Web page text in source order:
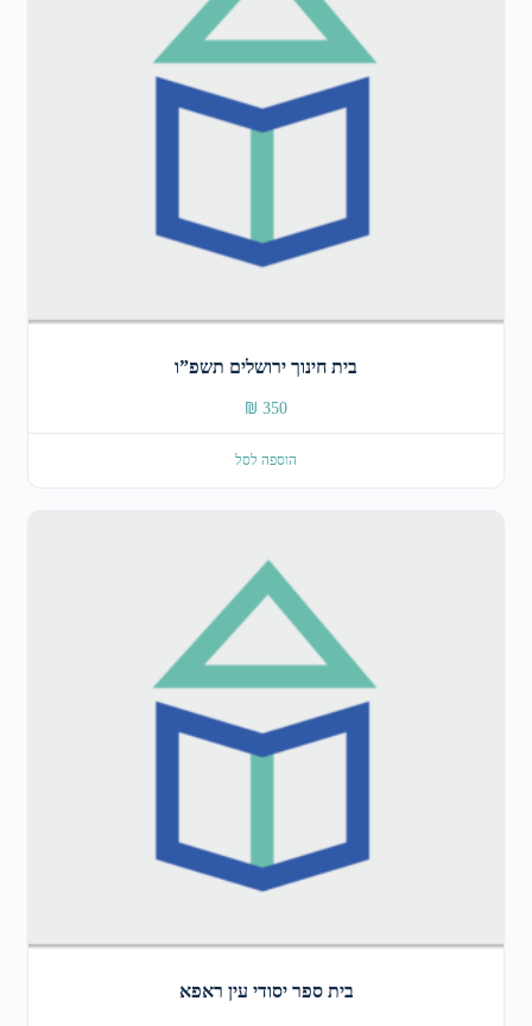
בית חינוך ירושלים תשפ”ו
₪ 350
הוספה לסל
בית ספר יסודי עין ראפא